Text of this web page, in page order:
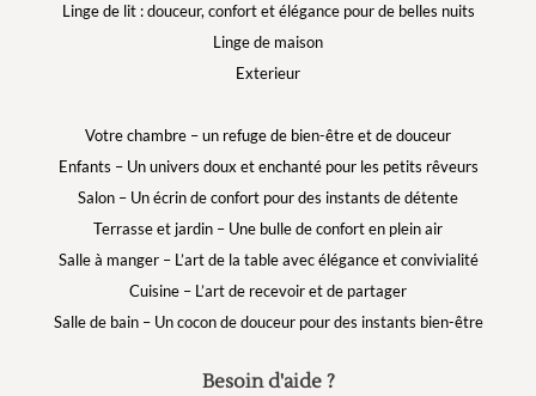
Besoin d'aide ?
Linge de lit : douceur, confort et élégance pour de belles nuits
Linge de maison
Exterieur
Votre chambre – un refuge de bien-être et de douceur
Enfants – Un univers doux et enchanté pour les petits rêveurs
Salon – Un écrin de confort pour des instants de détente
Terrasse et jardin – Une bulle de confort en plein air
Salle à manger – L’art de la table avec élégance et convivialité
Cuisine – L’art de recevoir et de partager
Salle de bain – Un cocon de douceur pour des instants bien-être